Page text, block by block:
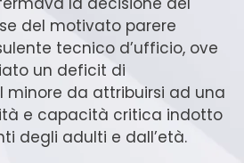
del motivato parere
tecnico d’ufficio, ove
un deficit di
minore da attribuirsi ad una
e capacità critica indotto
degli adulti e dall’età.